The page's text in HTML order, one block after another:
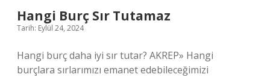
Hangi Burç Sır Tutamaz
Tarih: Eylül 24, 2024
Hangi burç daha iyi sır tutar? AKREP» Hangi
burçlara sırlarımızı emanet edebileceğimizi